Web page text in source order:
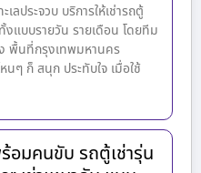
ลประจวบ บริการให้เช่ารถตู้
แบบรายวัน รายเดือน โดยทีม
พื้นที่กรุงเทพมหานคร
ๆ ก็ สนุก ประทับใจ เมื่อใช้
อมคนขับ รถตู้เช่ารุ่น